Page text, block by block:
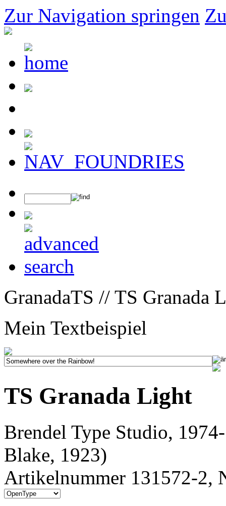
Zur Navigation springen
GranadaTS // TS Granada
Mein Textbeispiel
TS Granada Light
Brendel Type Studio,
Blake, 1923)
Artikelnummer 131572-2,